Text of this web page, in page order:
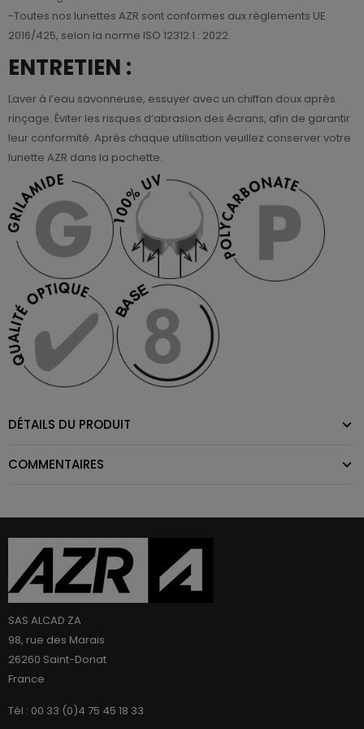
-Toutes nos lunettes AZR sont conformes aux règlements UE
2016/425, selon la norme ISO 12312.1 : 2022.
ENTRETIEN :
Laver à l’eau savonneuse, essuyer avec un chiffon doux après
rinçage. Éviter les risques d’abrasion des écrans, afin de garantir
leur conformité. Après chaque utilisation veuillez conserver votre
lunette AZR dans la pochette.
DÉTAILS DU PRODUIT
COMMENTAIRES
SAS ALCAD ZA
98, rue des Marais
26260 Saint-Donat
France
Tél : 00 33 (0)4 75 45 18 33